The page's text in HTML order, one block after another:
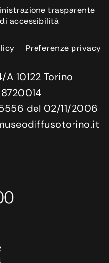
trasparente
accessibilità
Preferenze privacy
10122 Torino
del 02/11/2006